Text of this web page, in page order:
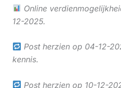
Online
12-2025.
Post herzien op 04-12-
kennis.
Post herzien op 10-12-